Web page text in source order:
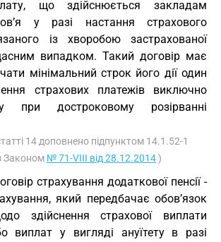
що здійснюється закладам
у разі настання страхового
із хворобою застрахованої
випадком. Такий договір має
мінімальний строк його дії один
страхових платежів виключно
при достроковому розірванні
14 доповнено підпунктом 14.1.52-1
Законом № 71-VIII від 28.12.2014)
страхування додаткової пенсії -
який передбачає обов’язок
здійснення страхової виплати
виплат у вигляді ануїтету в разі